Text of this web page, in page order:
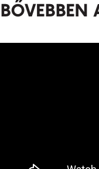
BŐVEBBEN